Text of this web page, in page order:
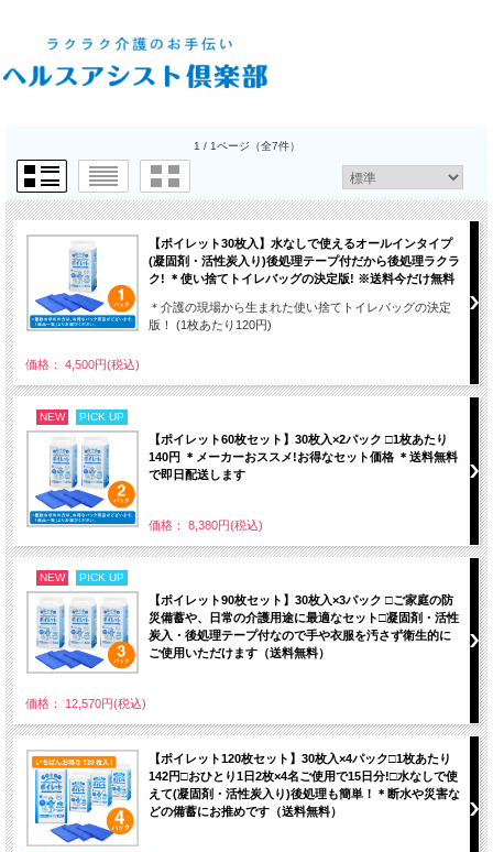
1 / 1ページ （全7件）
【ポイレット30枚入】水なしで使えるオールインタイプ
(凝固剤・活性炭入り)後処理テープ付だから後処理ラクラ
ク! ＊使い捨てトイレバッグの決定版! ※送料今だけ無料
＊介護の現場から生まれた使い捨てトイレバッグの決定
版！ (1枚あたり120円)
価格： 4,500円(税込)
NEW PICK UP
【ポイレット60枚セット】30枚入×2パック □1枚あたり
140円 ＊メーカーおススメ!お得なセット価格 ＊送料無料
で即日配送します
価格： 8,380円(税込)
NEW PICK UP
【ポイレット90枚セット】30枚入×3パック □ご家庭の防
災備蓄や、日常の介護用途に最適なセット□凝固剤・活性
炭入・後処理テープ付なので手や衣服を汚さず衛生的に
ご使用いただけます（送料無料）
価格： 12,570円(税込)
【ポイレット120枚セット】30枚入×4パック□1枚あたり
142円□おひとり1日2枚×4名ご使用で15日分!□水なしで使
えて(凝固剤・活性炭入り)後処理も簡単！＊断水や災害な
どの備蓄にお推めです（送料無料）